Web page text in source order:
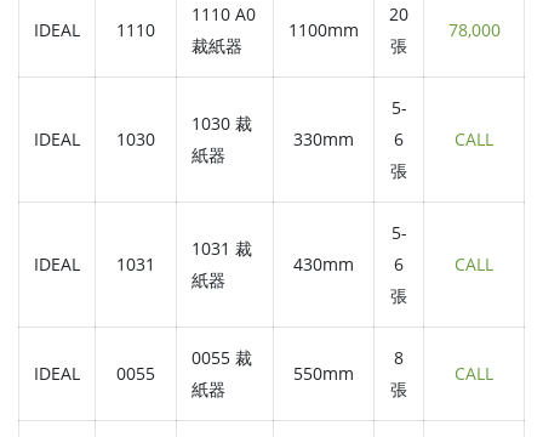
IDEAL 1110
1110 A0
裁紙器
1100mm
20
張
78,000
IDEAL 1030
1030 裁
紙器
330mm
5-
6
張
CALL
IDEAL 1031
1031 裁
紙器
430mm
5-
6
張
CALL
IDEAL 0055
0055 裁
紙器
550mm
8
張
CALL